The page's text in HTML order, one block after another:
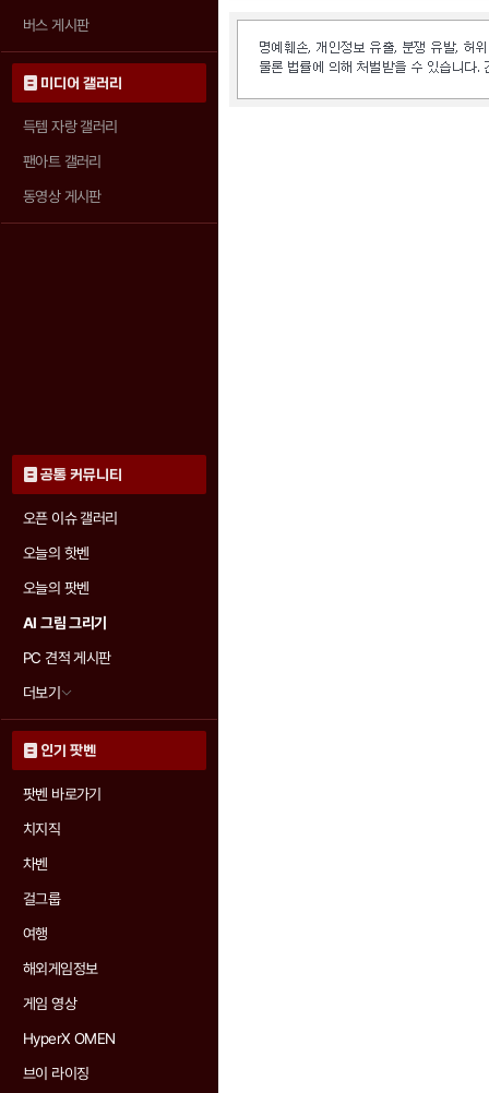
버스 게시판
미디어 갤러리
득템 자랑 갤러리
팬아트 갤러리
동영상 게시판
공통 커뮤니티
오픈 이슈 갤러리
오늘의 핫벤
오늘의 팟벤
AI 그림 그리기
PC 견적 게시판
더보기
인기 팟벤
팟벤 바로가기
치지직
차벤
걸그룹
여행
해외게임정보
게임 영상
HyperX OMEN
브이 라이징